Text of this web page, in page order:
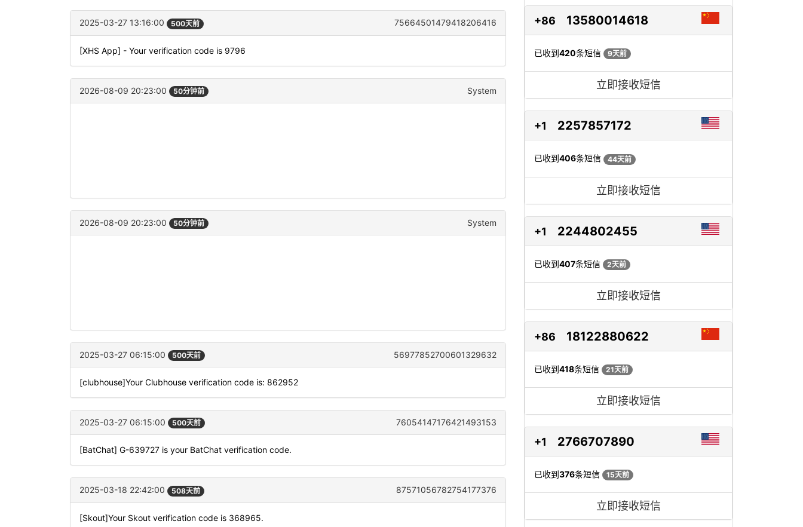
2025-03-27 13:16:00 500天前 75664501479418206416
[XHS App] - Your verification code is 9796
2026-08-09 20:23:00 50分钟前 System
2026-08-09 20:23:00 50分钟前 System
2025-03-27 06:15:00 500天前 56977852700601329632
[clubhouse]Your Clubhouse verification code is: 862952
2025-03-27 06:15:00 500天前 76054147176421493153
[BatChat] G-639727 is your BatChat verification code.
2025-03-18 22:42:00 508天前 87571056782754177376
[Skout]Your Skout verification code is 368965.
+86 13580014618
已收到420条短信 9天前
立即接收短信
+1 2257857172
已收到406条短信 44天前
立即接收短信
+1 2244802455
已收到407条短信 2天前
立即接收短信
+86 18122880622
已收到418条短信 21天前
立即接收短信
+1 2766707890
已收到376条短信 15天前
立即接收短信